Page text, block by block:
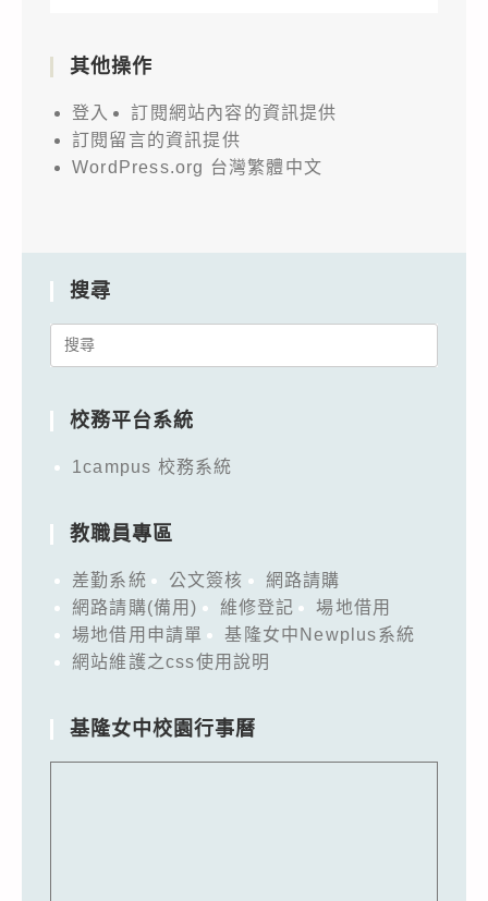
其他操作
登入
訂閱網站內容的資訊提供
訂閱留言的資訊提供
WordPress.org 台灣繁體中文
搜尋
Search
校務平台系統
1campus 校務系統
教職員專區
差勤系統 公文簽核
網路請購
網路請購(備用)
維修登記
場地借用
場地借用申請單
基隆女中Newplus系統
網站維護之css使用說明
基隆女中校園行事曆